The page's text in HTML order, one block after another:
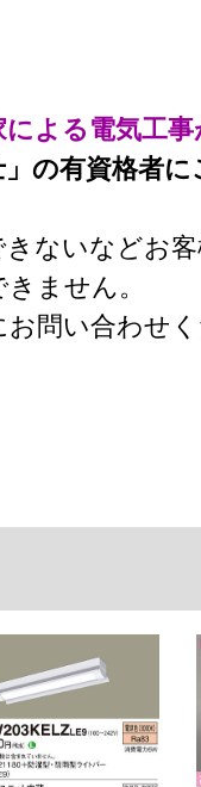
による電気工
の有資格者
ないなどお
ません。
お問い合わせ